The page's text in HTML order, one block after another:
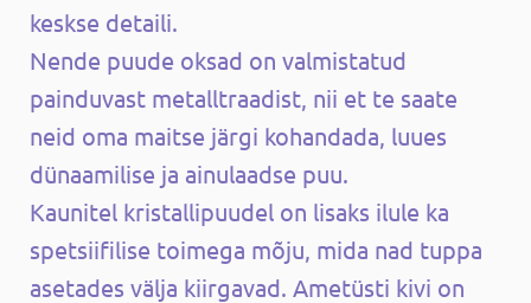
keskse detaili.
Nende puude oksad on valmistatud
painduvast metalltraadist, nii et te saate
neid oma maitse järgi kohandada, luues
dünaamilise ja ainulaadse puu.
Kaunitel kristallipuudel on lisaks ilule ka
spetsiifilise toimega mõju, mida nad tuppa
asetades välja kiirgavad. Ametüsti kivi on